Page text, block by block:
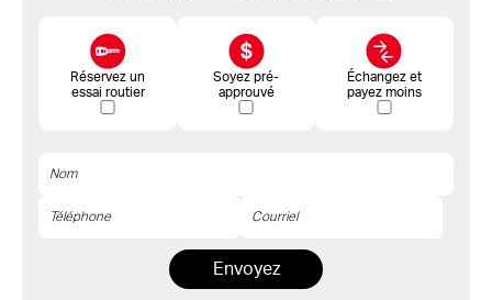
Réservez un
essai routier
Soyez pré-
approuvé
Échangez et
payez moins
Envoyez